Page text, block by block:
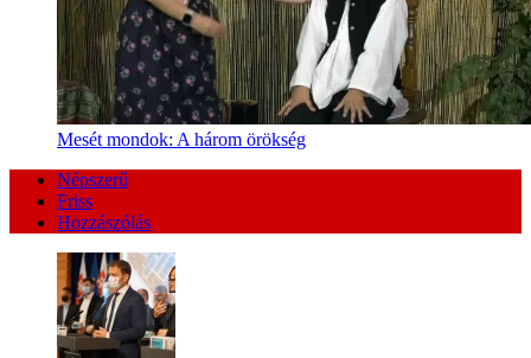
Mesét mondok: A három örökség
Népszerű
Friss
Hozzászólás